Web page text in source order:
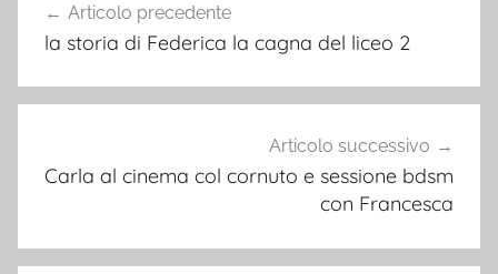
articoli
Articolo precedente
la storia di Federica la cagna del liceo 2
Articolo successivo
Carla al cinema col cornuto e sessione bdsm
con Francesca